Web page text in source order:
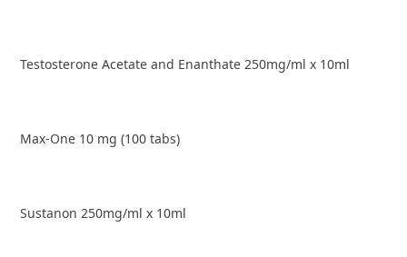
Testosterone Acetate and Enanthate 250mg/ml x 10ml
Max-One 10 mg (100 tabs)
Sustanon 250mg/ml x 10ml